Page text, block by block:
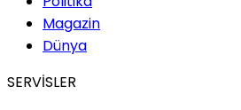
Magazin
Dünya
SERVİSLER